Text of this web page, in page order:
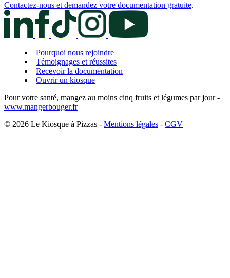
Contactez-nous et demandez votre documentation gratuite.
Pourquoi nous rejoindre
Témoignages et réussites
Recevoir la documentation
Ouvrir un kiosque
Pour votre santé, mangez au moins cinq fruits et légumes par jour -
www.mangerbouger.fr
© 2026 Le Kiosque à Pizzas - Mentions légales - CGV